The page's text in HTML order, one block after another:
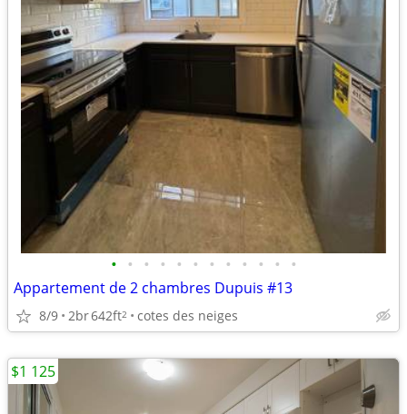
• • • • • • • • • • • •
Appartement de 2 chambres Dupuis #13
8/9 2br642ft2 cotes des neiges
$1 125